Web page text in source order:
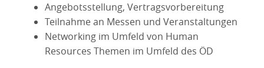
Angebotsstellung, Vertragsvorbereitung
Teilnahme an Messen und Veranstaltungen
Networking im Umfeld von Human
Resources Themen im Umfeld des ÖD